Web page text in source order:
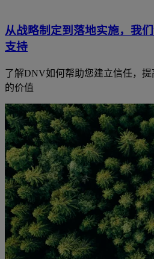
从战略制定到落地实施，我
支持
了解DNV如何帮助您建立信任，
的价值